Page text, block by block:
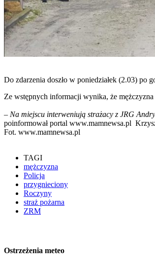
Do zdarzenia doszło w poniedziałek (2.03)
Ze wstępnych informacji wynika, że
– Na miejscu interweniują strażacy z JRG
poinformował portal www.mamnewsa.pl
Fot. www.mamnewsa.pl
TAGI
mężczyzna
Policja
przygnieciony
Roczyny
straż pożarna
ZRM
Ostrzeżenia meteo